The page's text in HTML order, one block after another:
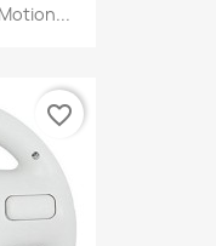
favorite_border